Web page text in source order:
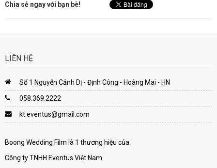
Chia sẻ ngay với bạn bè!
LIÊN HỆ
Số 1 Nguyễn Cảnh Dị - Định Công - Hoàng Mai - HN
058.369.2222
kt.eventus@gmail.com
Boong Wedding Film là 1 thương hiệu của
Công ty TNHH Eventus Việt Nam